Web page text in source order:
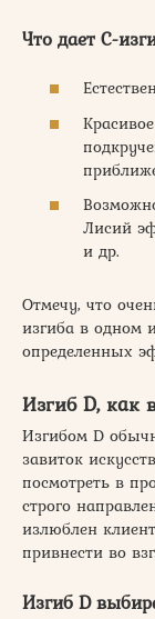
Что дает C-
Лисий
и др.
Отмечу, что
изгиба в одном
определенных
Изгиб D, как
Изгибом D
завиток
посмотреть в
строго
излюблен
привнести во
Изгиб D